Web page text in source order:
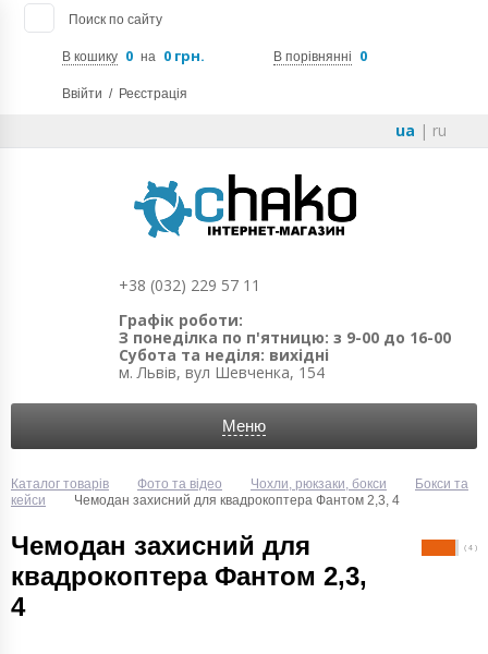
Поиск по сайту
В кошику 0 на 0 грн. В порівнянні 0
Ввійти / Реєстрація
ua | ru
+38 (032) 229 57 11
Графік роботи:
З понеділка по п'ятницю: з 9-00 до 16-00
Субота та неділя: вихідні
м. Львів, вул Шевченка, 154
Меню
Каталог товарів Фото та відео Чохли, рюкзаки, бокси
Бокси та
кейси
Чемодан захисний для квадрокоптера Фантом 2,3, 4
Чемодан захисний для
квадрокоптера Фантом 2,3,
4
( 4 )